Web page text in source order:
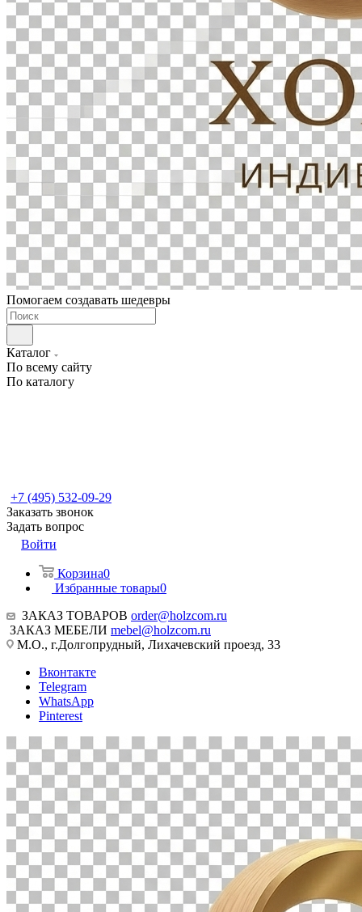
Помогаем создавать шедевры
Каталог
По всему сайту
По каталогу
+7 (495) 532-09-29
Заказать звонок
Задать вопрос
Войти
Корзина0
Избранные товары0
ЗАКАЗ ТОВАРОВ order@holzcom.ru
ЗАКАЗ МЕБЕЛИ mebel@holzcom.ru
М.О., г.Долгопрудный, Лихачевский проезд, 33
Вконтакте
Telegram
WhatsApp
Pinterest